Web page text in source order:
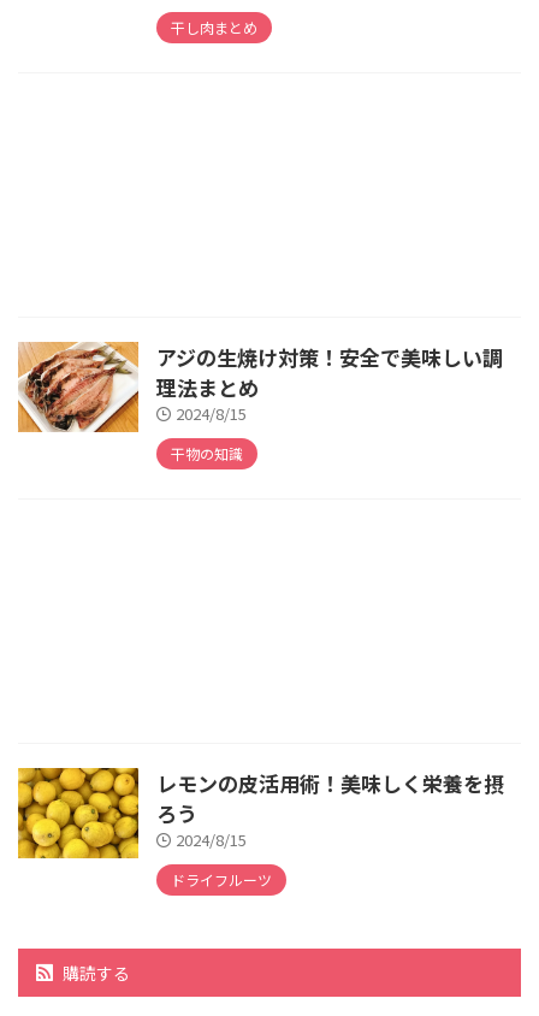
干し肉まとめ
アジの生焼け対策！安全で美味しい調
理法まとめ
2024/8/15
干物の知識
レモンの皮活用術！美味しく栄養を摂
ろう
2024/8/15
ドライフルーツ
購読する